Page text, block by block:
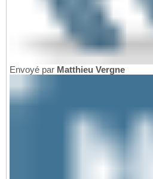
Envoyé par Matthieu Vergne